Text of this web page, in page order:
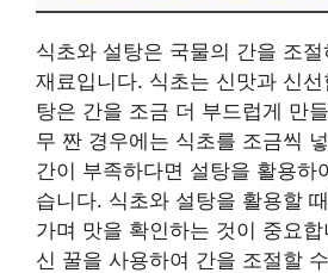
식초와 설탕은 국물의 간을 조
재료입니다. 식초는 신맛과 신
탕은 간을 조금 더 부드럽게 만
무 짠 경우에는 식초를 조금씩
간이 부족하다면 설탕을 활용하
습니다. 식초와 설탕을 활용할
가며 맛을 확인하는 것이 중요
신 꿀을 사용하여 간을 조절할